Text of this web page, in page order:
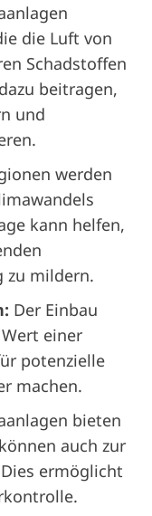
die Luft von
Schadstoffen
beitragen,
und
werden
kann helfen,
zu mildern.
Der Einbau
einer
potenzielle
machen.
bieten
auch zur
ermöglicht